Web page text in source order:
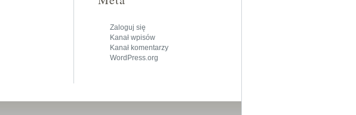
Zaloguj się
Kanał wpisów
Kanał komentarzy
WordPress.org